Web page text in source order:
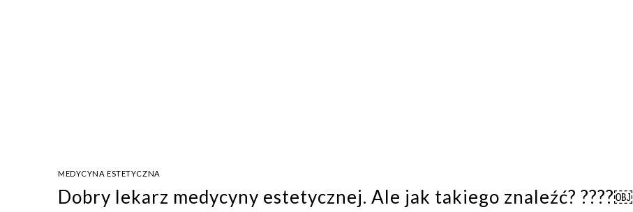
MEDYCYNA ESTETYCZNA
Dobry lekarz medycyny estetycznej. Ale jak takiego znaleźć? ????￼